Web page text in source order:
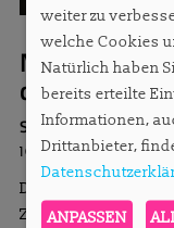
Marktreport
die Key-
Sylvie Konzack
10.04.2026
Das Serviced-
Zeit unter einem
weiter zu
welche Cookies
Natürlich haben
bereits erteilte
Informationen,
Drittanbieter,
ANPASSEN